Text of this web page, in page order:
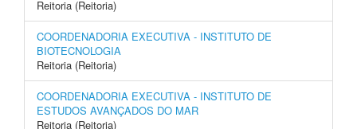
Reitoria (Reitoria)
COORDENADORIA EXECUTIVA - INSTITUTO DE
BIOTECNOLOGIA
Reitoria (Reitoria)
COORDENADORIA EXECUTIVA - INSTITUTO DE
ESTUDOS AVANÇADOS DO MAR
Reitoria (Reitoria)